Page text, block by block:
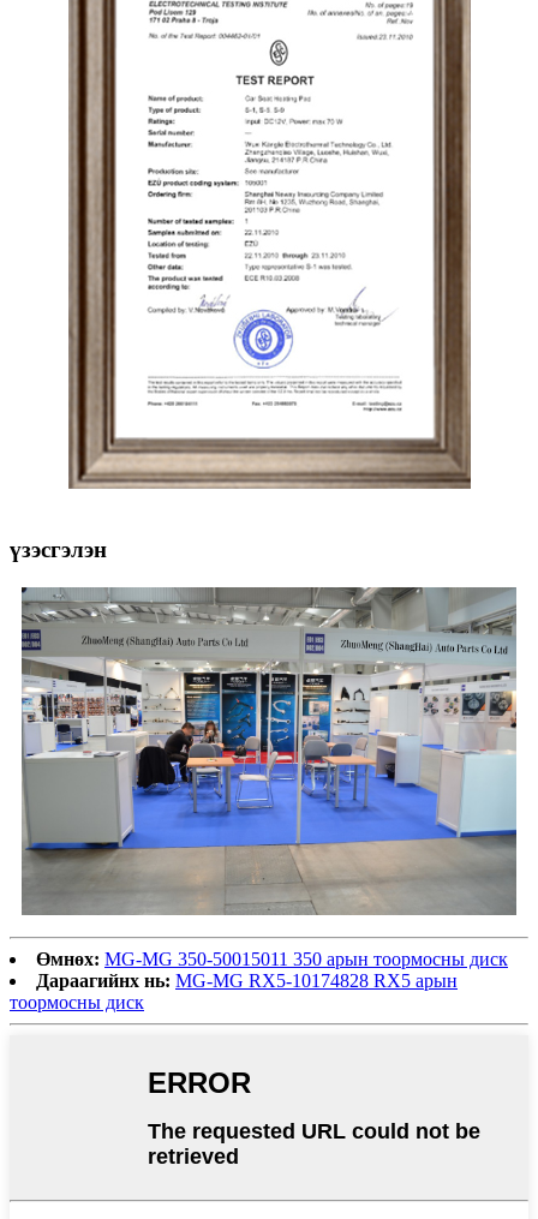
үзэсгэлэн
Өмнөх: MG-MG 350-50015011 350 арын тоормосны диск
Дараагийнх нь: MG-MG RX5-10174828 RX5 арын
тоормосны диск